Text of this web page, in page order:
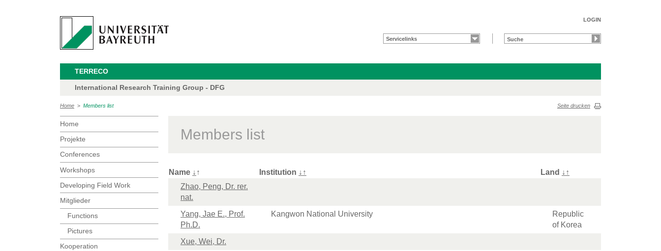
LOGIN
Servicelinks
TERRECO
International Research Training Group - DFG
Home > Members list Seite drucken
Home
Projekte
Conferences
Workshops
Developing Field Work
Mitglieder
Functions
Pictures
Kooperation
Members list
Name ↓ ↑ Institution ↓ ↑ Land ↓ ↑
Zhao, Peng, Dr. rer.
nat.
Yang, Jae E., Prof.
Ph.D.
Kangwon National University
Republic
of Korea
Xue, Wei, Dr.